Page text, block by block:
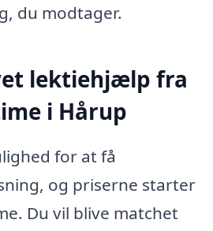
du modtager.
lektiehjælp fra
i Hårup
for at få
og priserne starter
Du vil blive matchet